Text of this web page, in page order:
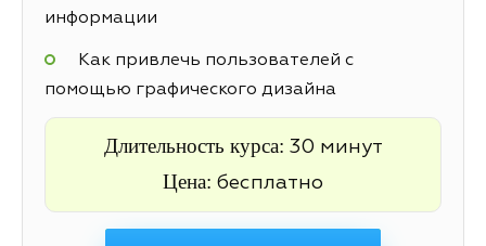
информации
Как привлечь пользователей с
помощью графического дизайна
Длительность курса: 30 минут
Цена: бесплатно